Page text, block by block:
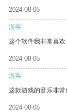
2024-08-05
游客
这个软件我非常喜欢
2024-08-05
游客
这款游戏的音乐非常
2024-08-05